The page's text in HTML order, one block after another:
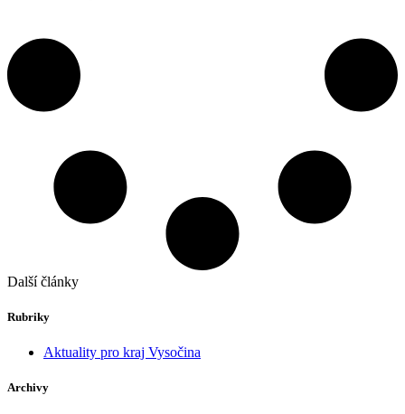
Další články
Rubriky
Aktuality pro kraj Vysočina
Archivy